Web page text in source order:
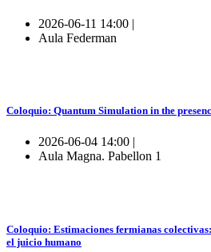
2026-06-11 14:00 |
Aula Federman
Coloquio: Quantum Simulation in the
2026-06-04 14:00 |
Aula Magna. Pabellon 1
Coloquio: Estimaciones fermianas
el juicio humano